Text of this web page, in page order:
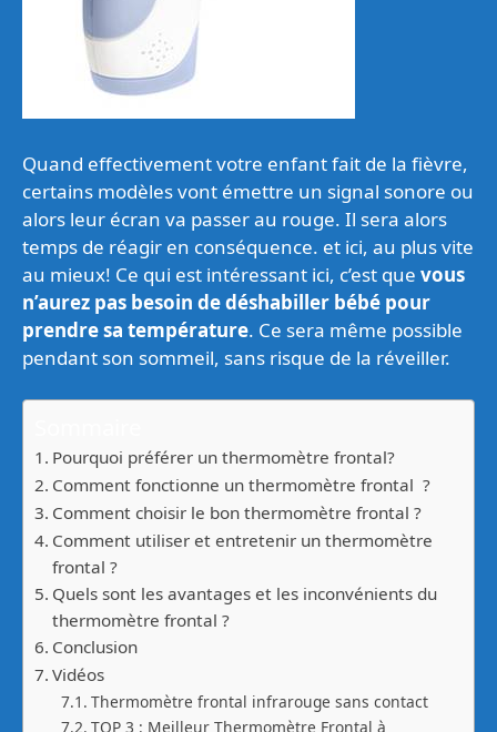
Quand effectivement votre enfant fait de la fièvre,
certains modèles vont émettre un signal sonore ou
alors leur écran va passer au rouge. Il sera alors
temps de réagir en conséquence. et ici, au plus vite
au mieux! Ce qui est intéressant ici, c’est que vous
n’aurez pas besoin de déshabiller bébé pour
prendre sa température. Ce sera même possible
pendant son sommeil, sans risque de la réveiller.
Pourquoi préférer un thermomètre frontal?
Comment fonctionne un thermomètre frontal ?
Comment choisir le bon thermomètre frontal ?
Comment utiliser et entretenir un thermomètre
frontal ?
Quels sont les avantages et les inconvénients du
thermomètre frontal ?
Conclusion
Vidéos
Thermomètre frontal infrarouge sans contact
TOP 3 : Meilleur Thermomètre Frontal à